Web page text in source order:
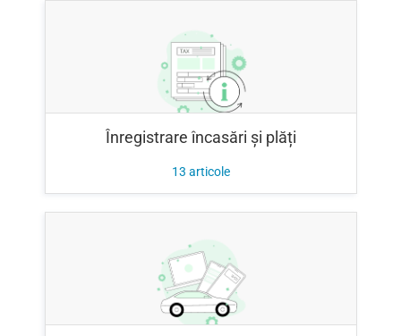
Înregistrare încasări și plăți
13 articole